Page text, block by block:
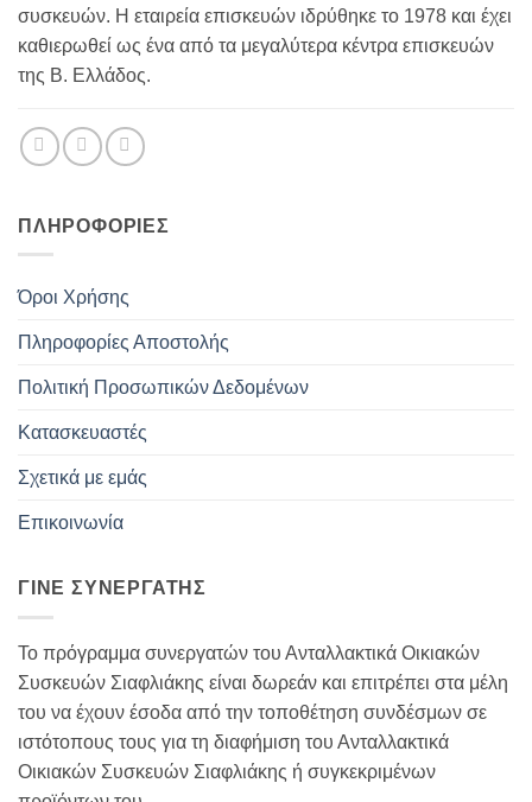
συσκευών. Η εταιρεία επισκευών ιδρύθηκε το 1978 και έχει
καθιερωθεί ως ένα από τα μεγαλύτερα κέντρα επισκευών
της Β. Ελλάδος.
ΠΛΗΡΟΦΟΡΊΕΣ
Όροι Χρήσης
Πληροφορίες Αποστολής
Πολιτική Προσωπικών Δεδομένων
Κατασκευαστές
Σχετικά με εμάς
Επικοινωνία
ΓΊΝΕ ΣΥΝΕΡΓΆΤΗΣ
Το πρόγραμμα συνεργατών του Ανταλλακτικά Οικιακών
Συσκευών Σιαφλιάκης είναι δωρεάν και επιτρέπει στα μέλη
του να έχουν έσοδα από την τοποθέτηση συνδέσμων σε
ιστότοπους τους για τη διαφήμιση του Ανταλλακτικά
Οικιακών Συσκευών Σιαφλιάκης ή συγκεκριμένων